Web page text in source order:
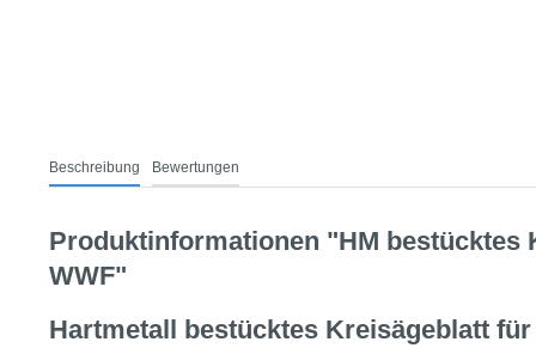
Beschreibung Bewertungen
Produktinformationen "HM bestücktes
WWF"
Hartmetall bestücktes Kreisägeblatt